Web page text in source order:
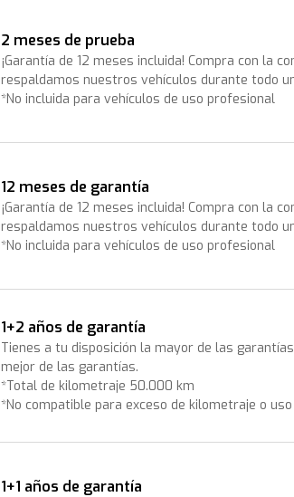
2 meses de prueba
¡Garantía de 12 meses incluida! Compra con la
respaldamos nuestros vehículos durante todo
*No incluida para vehículos de uso profesional
12 meses de garantía
¡Garantía de 12 meses incluida! Compra con la
respaldamos nuestros vehículos durante todo
*No incluida para vehículos de uso profesional
1+2 años de garantía
Tienes a tu disposición la mayor de las
mejor de las garantías.
*Total de kilometraje 50.000 km
*No compatible para exceso de kilometraje o
1+1 años de garantía